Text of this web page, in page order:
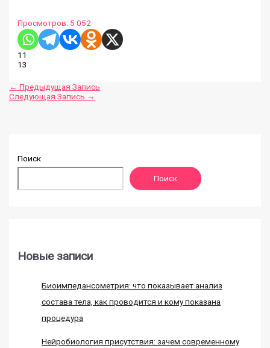
Просмотров: 5 052
11
13
← Предыдущая Запись
Следующая Запись →
Поиск
Поиск
Новые записи
Биоимпедансометрия: что показывает анализ
состава тела, как проводится и кому показана
процедура
Нейробиология присутствия: зачем современному